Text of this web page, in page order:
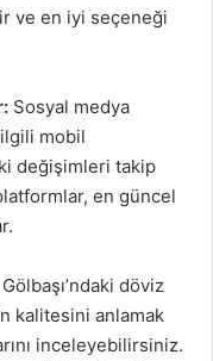
ve en iyi seçeneği
Sosyal medya
mobil
değişimleri takip
en güncel
Gölbaşı’ndaki döviz
kalitesini anlamak
inceleyebilirsiniz.